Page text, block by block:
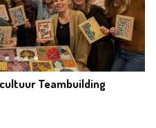
Teambuilding